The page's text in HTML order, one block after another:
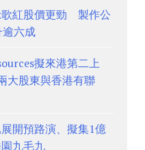
歌紅股價更勁 製作公
六成
擬來港第二上
股東與香港有聯
開預路演、擬集1億
九毛九